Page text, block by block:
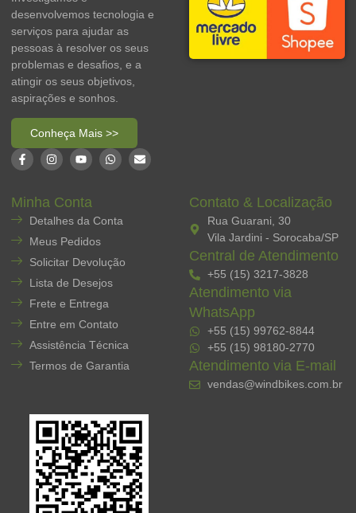
desenvolvemos tecnologia e
serviços para ajudar as
pessoas à resolver os seus
problemas e desafios, e a
atingir os seus objetivos,
aspirações e sonhos.
Conheça Mais >>
Minha Conta
Detalhes da Conta
Meus Pedidos
Solicitar Devolução
Lista de Desejos
Frete e Entrega
Entre em Contato
Assistência Técnica
Termos de Garantia
Contato & Localização
Rua Guarani, 30
Vila Jardini - Sorocaba/SP
Central de Atendimento
+55 (15) 3217-3828
Atendimento via
WhatsApp
+55 (15) 99762-8844
+55 (15) 98180-2770
Atendimento via E-mail
vendas@windbikes.com.br